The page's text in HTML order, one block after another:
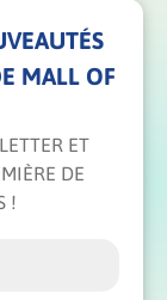
MALL OF
ET
DE
!